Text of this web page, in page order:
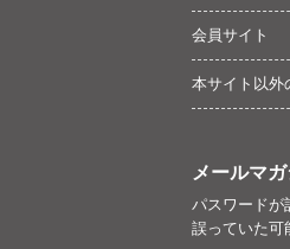
会員サイト
本サイト以外
メールマ
パスワードが
誤っていた可